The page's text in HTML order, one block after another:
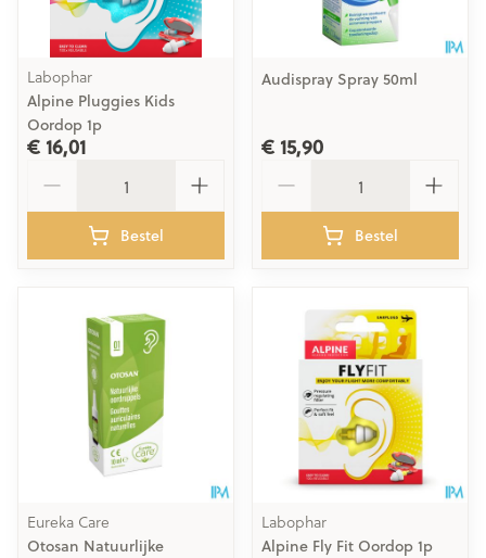
Labophar
Alpine Pluggies Kids
Oordop 1p
€ 16,01
Bestel
Audispray Spray 50ml
€ 15,90
Bestel
Eureka Care
Otosan Natuurlijke
Labophar
Alpine Fly Fit Oordop 1p